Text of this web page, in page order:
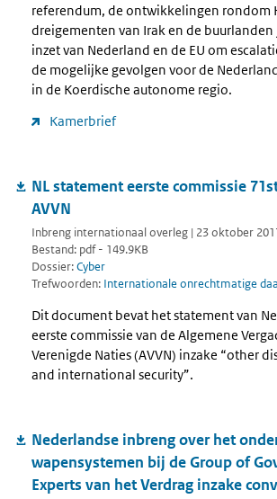
referendum, de ontwikkelingen rondom
dreigementen van Irak en de buurlanden
inzet van Nederland en de EU om
de mogelijke gevolgen voor de
in de Koerdische autonome regio.
Kamerbrief
NL statement eerste commissie
AVVN
Inbreng internationaal overleg | 23 oktober
Bestand: pdf - 149.9KB
Dossier:Cyber
Trefwoorden: Internationale onrechtmatige
Dit document bevat het statement van
eerste commissie van de Algemene
Verenigde Naties (AVVN) inzake “other
and international security”.
Nederlandse inbreng over het
wapensystemen bij de Group of
Experts van het Verdrag inzake